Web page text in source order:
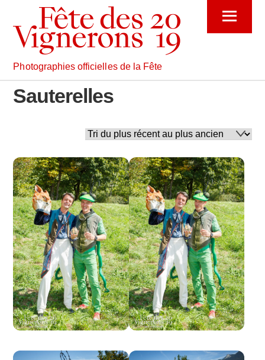
content
Menu
Photographies officielles de la Fête
Sauterelles